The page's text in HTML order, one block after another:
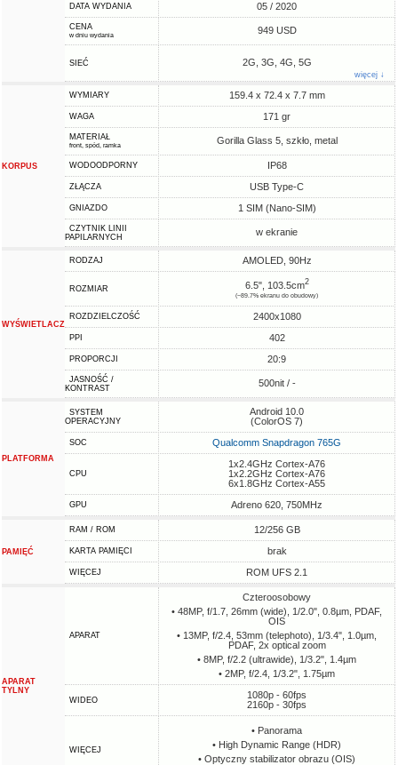
DATA WYDANIA 05 / 2020
CENA
w dniu wydania 949 USD
SIEĆ 2G, 3G, 4G, 5G
więcej ↓
KORPUS
WYMIARY 159.4 x 72.4 x 7.7 mm
WAGA 171 gr
MATERIAŁ
front, spód, ramka Gorilla Glass 5, szkło, metal
WODOODPORNY IP68
ZŁĄCZA USB Type-C
GNIAZDO 1 SIM (Nano-SIM)
CZYTNIK LINII
PAPILARNYCH
w ekranie
WYŚWIETLACZ
RODZAJ AMOLED, 90Hz
ROZMIAR 6.5", 103.5cm2
(~89.7% ekranu do obudowy)
ROZDZIELCZOŚĆ 2400x1080
PPI 402
PROPORCJI 20:9
JASNOŚĆ /
KONTRAST
500nit / -
PLATFORMA
SYSTEM
OPERACYJNY
Android 10.0
(ColorOS 7)
SOC Qualcomm Snapdragon 765G
CPU
1x2.4GHz Cortex-A76
1x2.2GHz Cortex-A76
6x1.8GHz Cortex-A55
GPU Adreno 620, 750MHz
PAMIĘĆ
RAM / ROM 12/256 GB
KARTA PAMIĘCI brak
WIĘCEJ ROM UFS 2.1
APARAT
TYLNY
APARAT
Czteroosobowy
• 48MP, f/1.7, 26mm (wide), 1/2.0", 0.8µm, PDAF,
OIS
• 13MP, f/2.4, 53mm (telephoto), 1/3.4", 1.0µm,
PDAF, 2x optical zoom
• 8MP, f/2.2 (ultrawide), 1/3.2", 1.4µm
• 2MP, f/2.4, 1/3.2", 1.75µm
WIDEO
1080p - 60fps
2160p - 30fps
WIĘCEJ
• Panorama
• High Dynamic Range (HDR)
• Optyczny stabilizator obrazu (OIS)